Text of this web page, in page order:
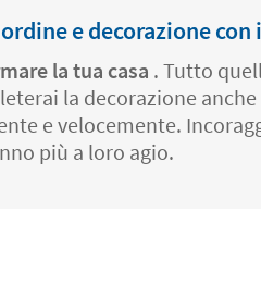
e decorazione
la tua casa . Tutto
la decorazione anche
e velocemente.
più a loro agio.